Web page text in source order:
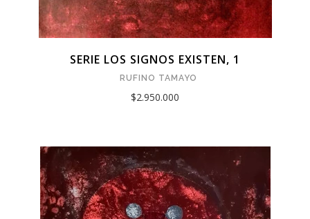
SERIE LOS SIGNOS EXISTEN, 1
RUFINO TAMAYO
$2.950.000